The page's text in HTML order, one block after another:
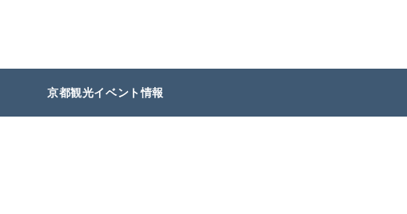
京都観光イベント情報